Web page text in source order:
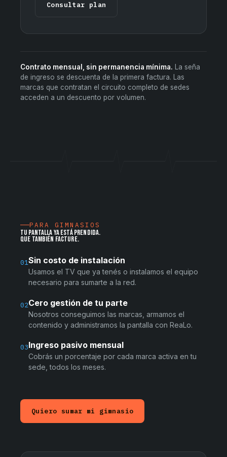
Consultar plan
Contrato mensual, sin permanencia mínima. La seña
de ingreso se descuenta de la primera factura. Las
marcas que contratan el circuito completo de sedes
acceden a un descuento por volumen.
PARA GIMNASIOS
TU PANTALLA YA ESTÁ PRENDIDA.
QUE TAMBIÉN FACTURE.
01Sin costo de instalación
Usamos el TV que ya tenés o instalamos el equipo
necesario para sumarte a la red.
02Cero gestión de tu parte
Nosotros conseguimos las marcas, armamos el
contenido y administramos la pantalla con ReaLo.
03Ingreso pasivo mensual
Cobrás un porcentaje por cada marca activa en tu
sede, todos los meses.
Quiero sumar mi gimnasio